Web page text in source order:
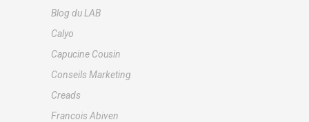
Blog du LAB
Calyo
Capucine Cousin
Conseils Marketing
Creads
Francois Abiven